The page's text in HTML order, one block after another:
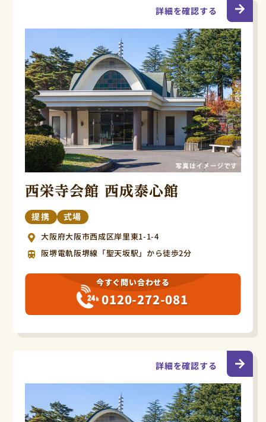
西栄寺会館 西成泰心館
提携 式場
大阪府大阪市西成区岸里東1-1-4
阪堺電軌阪堺線「聖天坂駅」から徒歩2分
詳細を確認する
今すぐ問い合わせる
0120-272-081
詳細を確認する